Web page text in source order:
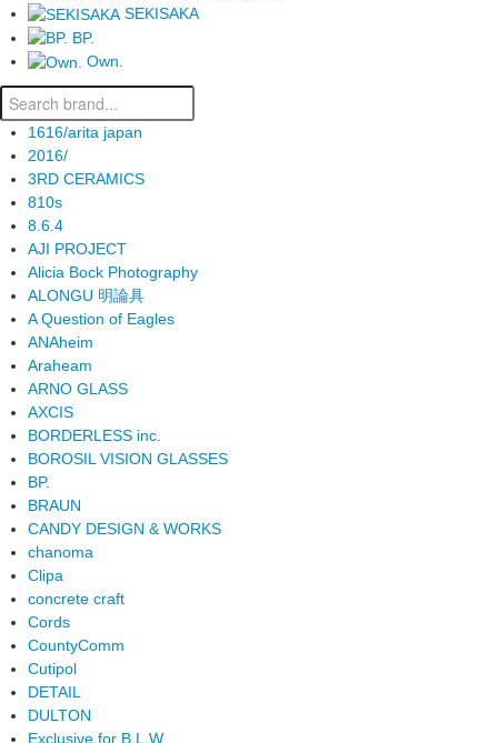
SEKISAKA
BP.
Own.
1616/arita japan
2016/
3RD CERAMICS
810s
8.6.4
AJI PROJECT
Alicia Bock Photography
ALONGU 明論具
A Question of Eagles
ANAheim
Araheam
ARNO GLASS
AXCIS
BORDERLESS inc.
BOROSIL VISION GLASSES
BP.
BRAUN
CANDY DESIGN & WORKS
chanoma
Clipa
concrete craft
Cords
CountyComm
Cutipol
DETAIL
DULTON
Exclusive for B.L.W